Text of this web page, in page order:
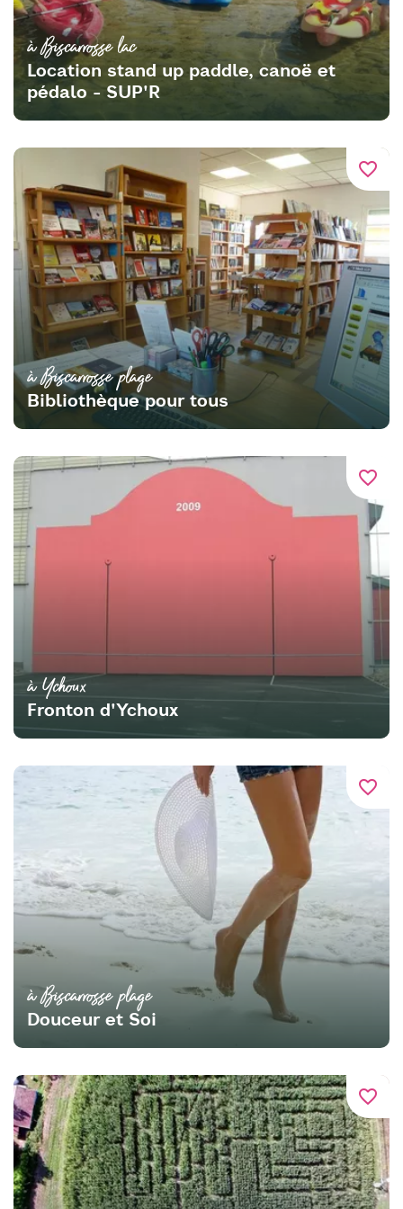
à Biscarrosse lac
Location stand up paddle, canoë et
pédalo - SUP'R
favorite_border
à Biscarrosse plage
Bibliothèque pour tous
favorite_border
à Ychoux
Fronton d'Ychoux
favorite_border
à Biscarrosse plage
Douceur et Soi
favorite_border